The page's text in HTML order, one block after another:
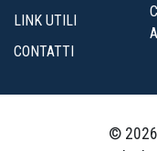
LINK UTILI
CONTATTI
©